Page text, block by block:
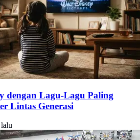
dengan Lagu-Lagu Paling
Lintas Generasi